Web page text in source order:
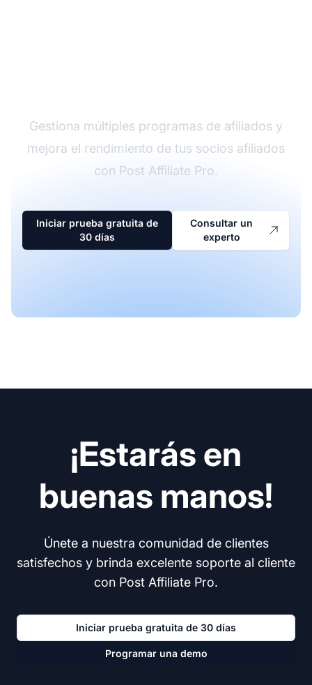
Gestiona múltiples programas de afiliados y
mejora el rendimiento de tus socios afiliados
con Post Affiliate Pro.
Iniciar prueba gratuita de
30 días
Consultar un
experto
¡Estarás en
buenas manos!
Únete a nuestra comunidad de clientes
satisfechos y brinda excelente soporte al cliente
con Post Affiliate Pro.
Iniciar prueba gratuita de 30 días
Programar una demo